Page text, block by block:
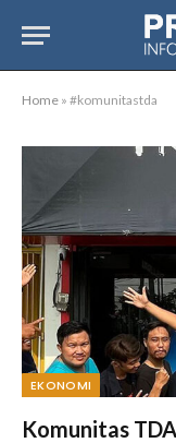
Home » #komunitastda
EKONOMI
Komunitas